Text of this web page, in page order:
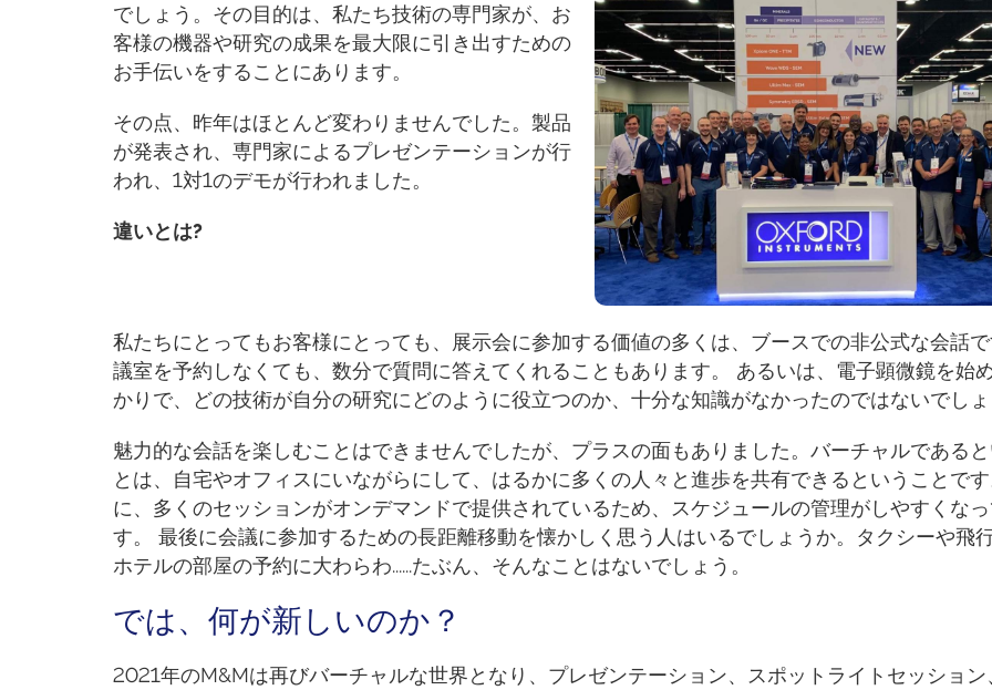
でしょう。その目的は、私たち技術の専門家が、お
客様の機器や研究の成果を最大限に引き出すための
お手伝いをすることにあります。
その点、昨年はほとんど変わりませんでした。製品
が発表され、専門家によるプレゼンテーションが行
われ、1対1のデモが行われました。
違いとは?
私たちにとってもお客様にとっても、展示会に参加する価値の多くは、ブースでの非公式な会話
議室を予約しなくても、数分で質問に答えてくれることもあります。 あるいは、電子顕微鏡を始
かりで、どの技術が自分の研究にどのように役立つのか、十分な知識がなかったのではないでし
魅力的な会話を楽しむことはできませんでしたが、プラスの面もありました。バーチャルである
とは、自宅やオフィスにいながらにして、はるかに多くの人々と進歩を共有できるということで
に、多くのセッションがオンデマンドで提供されているため、スケジュールの管理がしやすくな
す。 最後に会議に参加するための長距離移動を懐かしく思う人はいるでしょうか。タクシーや飛
ホテルの部屋の予約に大わらわ......たぶん、そんなことはないでしょう。
では、何が新しいのか？
2021年のM&Mは再びバーチャルな世界となり、プレゼンテーション、スポットライトセッション